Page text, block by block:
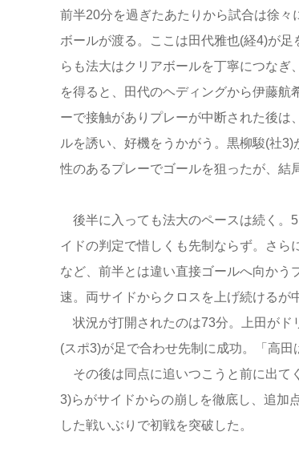
前半20分を過ぎたあたりから試合は徐
ボールが渡る。ここは田代雅也(経4)が
らも法大はクリアボールを丁寧につな
を得ると、田代のヘディングから伊藤航
ーで接触がありプレーが中断された後は
ルを誘い、好機をうかがう。黒柳駿(社
性のあるプレーでゴールを狙ったが、結
後半に入っても法大のペースは続く。
イドの判定で惜しくも先制ならず。さら
など、前半とは違い直接ゴールへ向かう
速。両サイドからクロスを上げ続けるが
状況が打開されたのは73分。上田がド
(スポ3)が足で合わせ先制に成功。「高
その後は同点に追いつこうと前に出て
3)らがサイドからの崩しを徹底し、追加
した戦いぶりで初戦を突破した。